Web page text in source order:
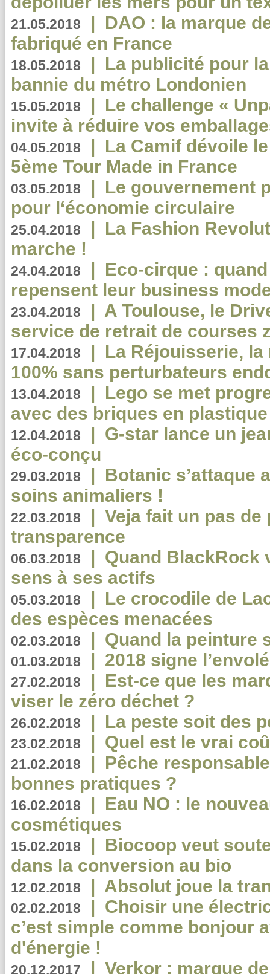
21.05.2018 | DAO : la marque
fabriqué en France
18.05.2018 | La publicité pour
bannie du métro Londonien
15.05.2018 | Le challenge «
invite à réduire vos
04.05.2018 | La Camif dévoile
5ème Tour Made in France
03.05.2018 | Le gouvernement
pour l‘économie circulaire
25.04.2018 | La Fashion
marche !
24.04.2018 | Eco-cirque :
repensent leur business
23.04.2018 | A Toulouse, le
service de retrait de courses
17.04.2018 | La Réjouisserie,
100% sans perturbateurs
13.04.2018 | Lego se met
avec des briques en
12.04.2018 | G-star lance un
éco-conçu
29.03.2018 | Botanic s’attaque
soins animaliers !
22.03.2018 | Veja fait un pas de
transparence
06.03.2018 | Quand BlackRock
sens à ses actifs
05.03.2018 | Le crocodile de
des espèces menacées
02.03.2018 | Quand la peinture
01.03.2018 | 2018 signe
27.02.2018 | Est-ce que les
viser le zéro déchet ?
26.02.2018 | La peste soit des
23.02.2018 | Quel est le vrai
21.02.2018 | Pêche
bonnes pratiques ?
16.02.2018 | Eau NO : le
cosmétiques
15.02.2018 | Biocoop veut
dans la conversion au bio
12.02.2018 | Absolut joue la
02.02.2018 | Choisir une
c’est simple comme bonjour
d'énergie !
20.12.2017 | Verkor : marque